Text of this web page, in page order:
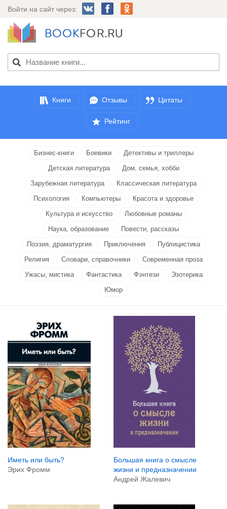
Войти на сайт через:
Книги Отзывы Цитаты
Рейтинг
Бизнес-книги Боевики
Детективы и триллеры
Детская литература
Дом, семья, хобби
Зарубежная литература
Классическая литература
Психология
Компьютеры
Красота и здоровье
Культура и искусство
Любовные романы
Наука, образование
Повести, рассказы
Поэзия, драматургия
Приключения
Публицистика
Религия
Словари, справочники
Современная проза
Ужасы, мистика
Фантастика Фэнтези
Эзотерика
Юмор
Иметь или быть?
Эрих Фромм
Большая книга о смысле
жизни и предназначении
Андрей Жалевич